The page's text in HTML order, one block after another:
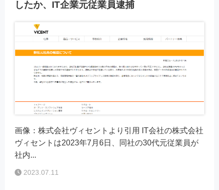
したか、IT企業元従業員逮捕
画像：株式会社ヴィセントより引用 IT会社の株式会社
ヴィセントは2023年7月6日、同社の30代元従業員が
社内...
2023.07.11